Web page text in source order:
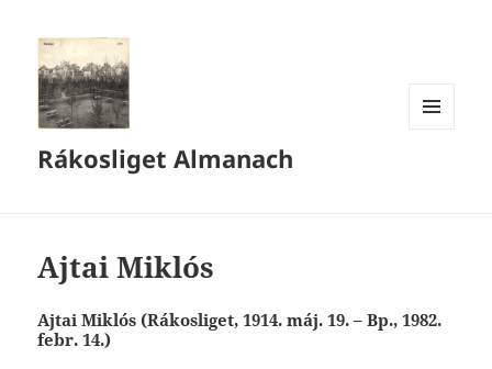
Rákosliget Almanach
Ajtai Miklós
Ajtai Miklós (Rákosliget, 1914. máj. 19. – Bp., 1982.
febr. 14.)